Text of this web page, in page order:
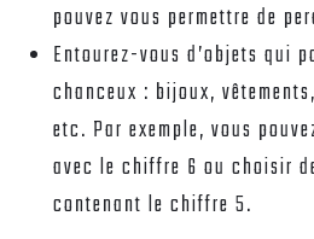
pouvez vous permettre de
Entourez-vous d’objets qui
chanceux : bijoux,
etc. Par exemple, vous
avec le chiffre 6 ou choisir
contenant le chiffre 5.